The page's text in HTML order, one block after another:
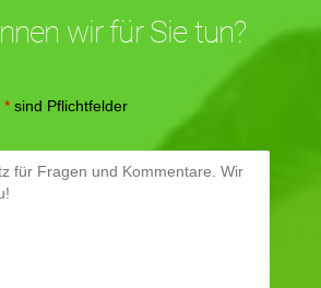
wir für Sie tun?
* sind Pflichtfelder